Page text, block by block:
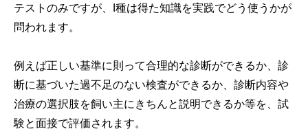
テストのみですが、Ⅰ種は得た知識を実践でどう使うかが
問われます。
例えば正しい基準に則って合理的な診断ができるか、診
断に基づいた過不足のない検査ができるか、診断内容や
治療の選択肢を飼い主にきちんと説明できるか等を、試
験と面接で評価されます。